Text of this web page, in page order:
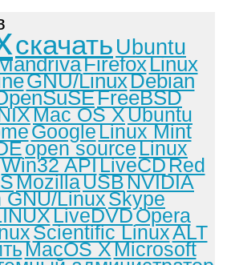
скачать Ubuntu
FirefoxLinux
GNU/LinuxDebian
FreeBSD
Mac OS XUbuntu
GoogleLinux Mint
open sourceLinux
Win32 APILiveCDRed
MozillaUSBNVIDIA
GNU/LinuxSkype
LiveDVDOpera
Scientific LinuxALT
MacOS XMicrosoft